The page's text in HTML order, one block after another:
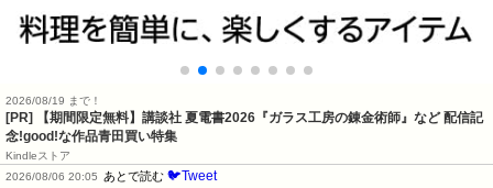
2026/08/19 まで！
[PR] 【期間限定無料】講談社 夏電書2026『ガラス工房の錬金術師』など 配信記
念!good!な作品青田買い特集
Kindleストア
2026/08/06 20:05
あとで読む 🐦Tweet